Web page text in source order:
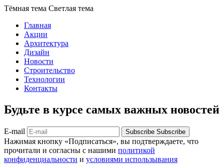
Тёмная тема Светлая тема
Главная
Акции
Архитектура
Дизайн
Новости
Строительство
Технологии
Контакты
Будьте в курсе самых важных новостей
E-mail Subscribe Subscribe
Нажимая кнопку «Подписаться», вы подтверждаете, что
прочитали и согласны с нашими политикой
конфиденциальности и условиями использывания